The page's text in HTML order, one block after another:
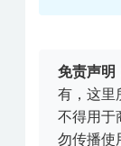
免责声明
有，这里
不得用于
勿传播使